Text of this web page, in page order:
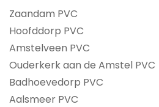
Zaandam PVC
Hoofddorp PVC
Amstelveen PVC
Ouderkerk aan de Amstel PVC
Badhoevedorp PVC
Aalsmeer PVC